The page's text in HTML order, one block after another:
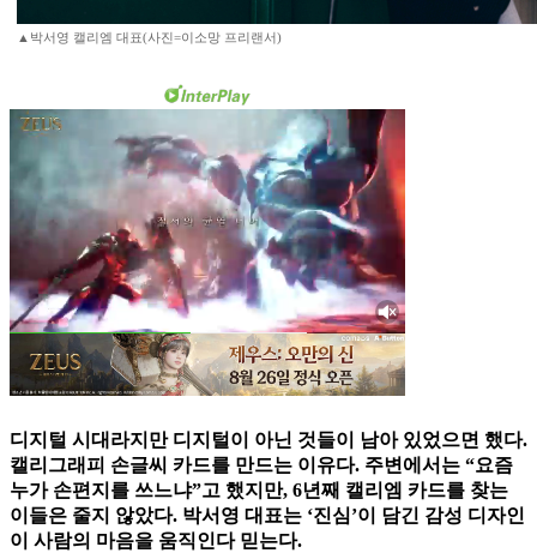
▲박서영 캘리엠 대표(사진=이소망 프리랜서)
디지털 시대라지만 디지털이 아닌 것들이 남아 있었으면 했다.
캘리그래피 손글씨 카드를 만드는 이유다. 주변에서는 “요즘
누가 손편지를 쓰느냐”고 했지만, 6년째 캘리엠 카드를 찾는
이들은 줄지 않았다. 박서영 대표는 ‘진심’이 담긴 감성 디자인
이 사람의 마음을 움직인다 믿는다.